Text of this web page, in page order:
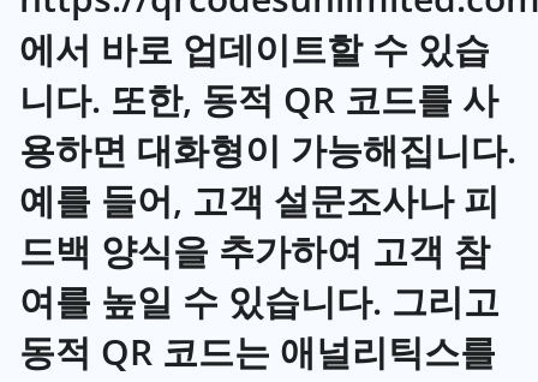
에서 바로 업데이트할 수 있습
니다. 또한, 동적 QR 코드를 사
용하면 대화형이 가능해집니다.
예를 들어, 고객 설문조사나 피
드백 양식을 추가하여 고객 참
여를 높일 수 있습니다. 그리고
동적 QR 코드는 애널리틱스를